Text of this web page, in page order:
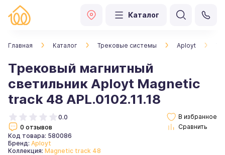
Каталог
Главная Каталог Трековые системы Aployt
Трековый магнитный
светильник Aployt Magnetic
track 48 APL.0102.11.18
0.0
0 отзывов
Код товара: 580086
Бренд: Aployt
Коллекция: Magnetic track 48